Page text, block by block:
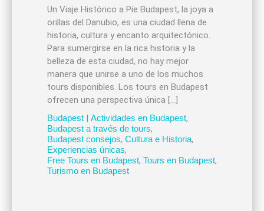
Un Viaje Histórico a Pie Budapest, la joya a
orillas del Danubio, es una ciudad llena de
historia, cultura y encanto arquitectónico.
Para sumergirse en la rica historia y la
belleza de esta ciudad, no hay mejor
manera que unirse a uno de los muchos
tours disponibles. Los tours en Budapest
ofrecen una perspectiva única […]
Budapest| Actividades en Budapest,
Budapest a través de tours,
Budapest consejos, Cultura e Historia,
Experiencias únicas,
Free Tours en Budapest, Tours en Budapest,
Turismo en Budapest